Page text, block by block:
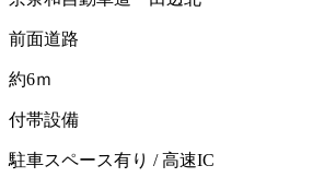
前面道路
約6ｍ
付帯設備
駐車スペース有り / 高速IC